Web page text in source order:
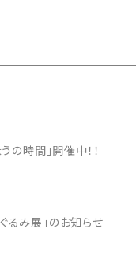
の時間」開催中！！
るみ展」のお知らせ